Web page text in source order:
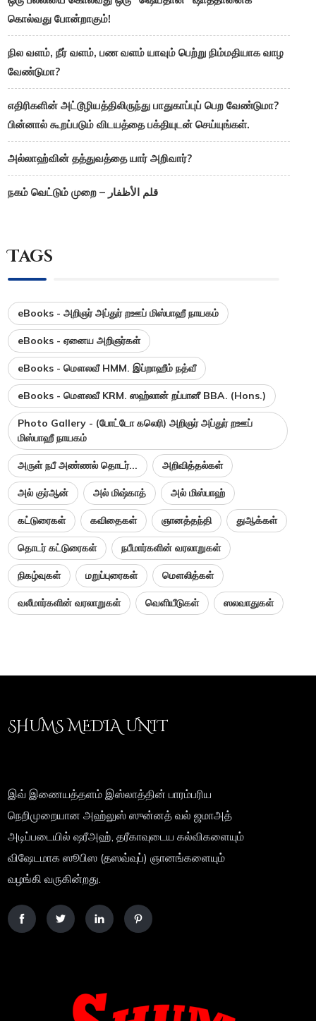
கொல்வது போன்றாகும்!
நில வளம், நீர் வளம், பண வளம் யாவும் பெற்று நிம்மதியாக வாழ
வேண்டுமா?
எதிரிகளின் அட்டூழியத்திலிருந்து பாதுகாப்புப் பெற வேண்டுமா?
பின்னால் கூறப்படும் விடயத்தை பக்தியுடன் செய்யுங்கள்.
அல்லாஹ்வின் தத்துவத்தை யார் அறிவார்?
நகம் வெட்டும் முறை – قلم الأظفار
Tags
eBooks - அறிஞர் அப்துர் றஊப் மிஸ்பாஹீ நாயகம்
eBooks - ஏனைய அறிஞர்கள்
eBooks - மௌலவீ HMM. இப்றாஹீம் நத்வீ
eBooks - மௌலவீ KRM. ஸஹ்லான் றப்பானீ BBA. (Hons.)
Photo Gallery - (போட்டோ கலெரி) அறிஞர் அப்துர் றஊப்
மிஸ்பாஹீ நாயகம்
அருள் நபீ அண்ணல் தொடர்... அறிவித்தல்கள்
அல் குர்ஆன் அல் மிஷ்காத் அல் மிஸ்பாஹ்
கட்டுரைகள் கவிதைகள் ஞானத்தந்தி துஆக்கள்
தொடர் கட்டுரைகள் நபீமார்களின் வரலாறுகள்
நிகழ்வுகள் மறுப்புரைகள் மௌலித்கள்
வலீமார்களின் வரலாறுகள் வெளியீடுகள் ஸலவாதுகள்
SHUMS MEDIA UNIT
இவ் இணையத்தளம் இஸ்லாத்தின் பாரம்பரிய
நெறிமுறையான அஹ்லுஸ் ஸுன்னத் வல் ஜமாஅத்
அடிப்படையில் ஷரீஅஹ், தரீகாவுடைய கல்விகளையும்
விஷேடமாக ஸூபிஸ (தஸவ்வுப்) ஞானங்களையும்
வழங்கி வருகின்றது.